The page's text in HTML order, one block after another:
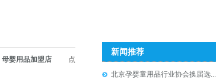
母婴用品加盟店
点
新闻推荐
北京孕婴童用品行业协会换届选...